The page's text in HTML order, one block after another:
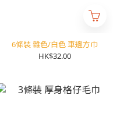
6條裝 雜色/白色 車邊方巾
HK$32.00